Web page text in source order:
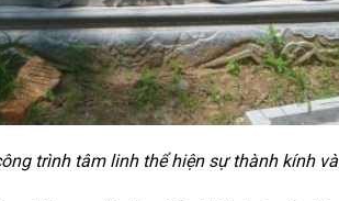
trình tâm linh thể hiện sự thành kính